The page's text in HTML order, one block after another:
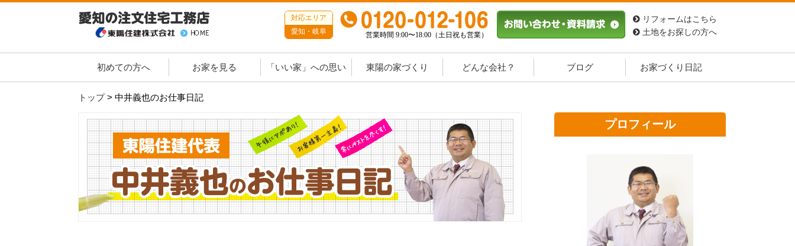
対応エリア
愛知・岐阜
営業時間 9:00〜18:00（土日祝も営業）
リフォームはこちら
土地をお探しの方へ
初めての方へ お家を見る 「いい家」への思い 東陽の家づくり どんな会社？ ブログ お家づくり日記
トップ> 中井義也のお仕事日記
プロフィール